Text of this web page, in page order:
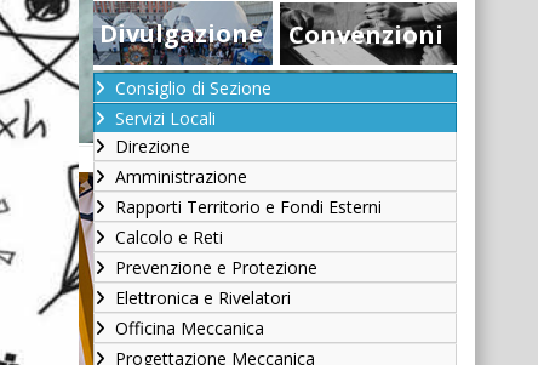
Divulgazione Convenzioni
Consiglio di Sezione
Servizi Locali
Direzione
Amministrazione
Rapporti Territorio e Fondi Esterni
Calcolo e Reti
Prevenzione e Protezione
Elettronica e Rivelatori
Officina Meccanica
Progettazione Meccanica